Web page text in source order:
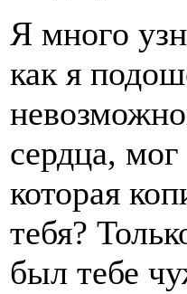
Я много
как я
сердца,
которая
тебя?
был тебе